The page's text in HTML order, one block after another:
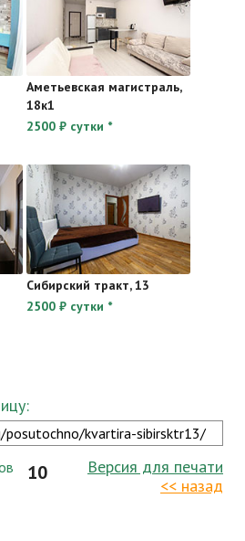
Аметьевская магистраль,
18к1
2500 ₽ сутки *
Сибирский тракт, 13
2500 ₽ сутки *
10
Версия для печати
<< назад